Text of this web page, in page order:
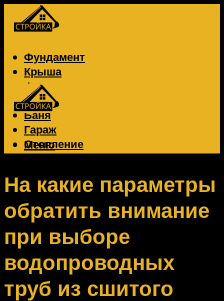
Фундамент
Крыша
Фасад
Забор
Баня
Гараж
Отопление
Вентиляция
Меню
Меню
На какие параметры
обратить внимание
при выборе
водопроводных
труб из сшитого